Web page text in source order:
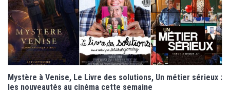
Mystère à Venise, Le Livre des solutions, Un métier sérieux :
les nouveautés au cinéma cette semaine